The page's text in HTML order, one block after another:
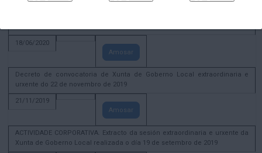
18/06/2020
Amosar
Decreto de convocatoria de Xunta de Goberno Local extraordinaria e
urxente do 22 de novembro de 2019
21/11/2019
Amosar
ACTIVIDADE CORPORATIVA. Extracto da sesión extraordinaria e urxente da
Xunta de Goberno Local realizada o día 19 de setembro de 2019